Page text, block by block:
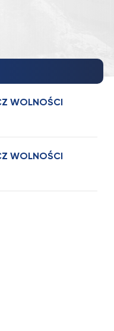
WOLNOŚCI
WOLNOŚCI